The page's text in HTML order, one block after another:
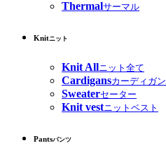
Thermalサーマル
Knitニット
Knit Allニット全て
Cardigansカーディガン
Sweaterセーター
Knit vestニットベスト
Pantsパンツ